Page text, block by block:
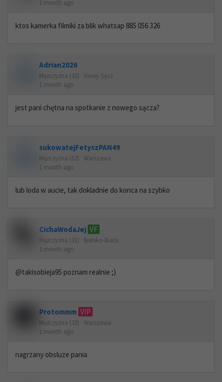
1 month ago
ktos kamerka filmiki za blik whatsap 885 056 326
Adrian2026
Mężczyzna (32) · Nowy Sącz
1 month ago
jest pani chętna na spotkanie z nowego sącza?
sukowatejFetyszPAN49
Mężczyzna (52) · Warszawa
1 month ago
lub loda w aucie, tak dokladnie do konca na szybko
CichaWodaJej VF
Mężczyzna (31) · Bielsko-Biała
1 month ago
@takisobieja95 poznam realnie ;)
Protommm VIP
Mężczyzna (32) · Warszawa
1 month ago
nagrzany obsluze pania